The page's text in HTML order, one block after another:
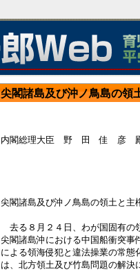
尖閣諸島及び沖ノ鳥島の領
内閣総理大臣 野 田 佳 彦
尖閣諸島及び沖ノ鳥島の領土と主
去る８月２４日、わが国固有の
尖閣諸島沖における中国船衝突事
による領海侵犯と違法操業の常
は、北方領土及び竹島問題の解